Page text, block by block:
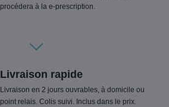
procédera à la e-prescription.
Livraison rapide
Livraison en 2 jours ouvrables, à domicile ou
point relais. Colis suivi. Inclus dans le prix.